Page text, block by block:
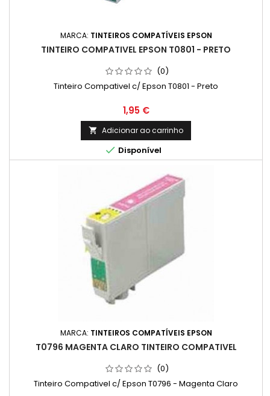
MARCA: TINTEIROS COMPATÍVEIS EPSON
TINTEIRO COMPATIVEL EPSON T0801 - PRETO
(0)
Tinteiro Compativel c/ Epson T0801 - Preto
Preço
1,95 €
 Adicionar ao carrinho
 Disponível
MARCA: TINTEIROS COMPATÍVEIS EPSON
T0796 MAGENTA CLARO TINTEIRO COMPATIVEL
(0)
Tinteiro Compativel c/ Epson T0796 - Magenta Claro